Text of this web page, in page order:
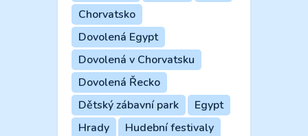
Chorvatsko
Dovolená Egypt
Dovolená v Chorvatsku
Dovolená Řecko
Dětský zábavní park
Egypt
Hrady
Hudební festivaly